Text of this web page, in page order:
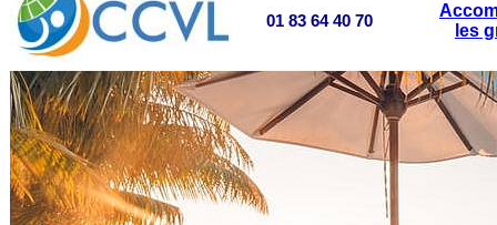
01 83 64 40 70
les